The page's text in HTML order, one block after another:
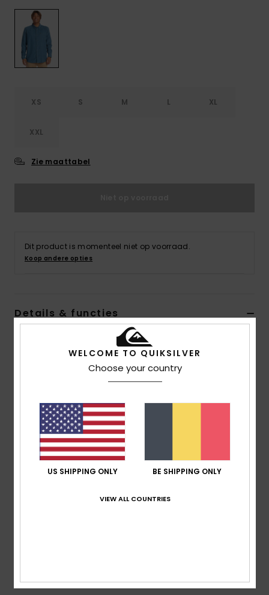
XS S M L XL
XXL
Zie maattabel
Dit product is momenteel niet op voorraad.
Koop andere opties
Details & functies
Heren Blauw Overhemd met Lange Mouw
Kleurcode
stof:katoenen corduroy
Pasvorm:klassiek, comfortabel normaal model
Sluiting/halslijn:knoopsluiting
Borstzak
wassing:stof met intense wassing met verzachter
Afgeronde zoom
WELCOME TO QUIKSILVER
Choose your country
US SHIPPING ONLY BE SHIPPING ONLY
VIEW ALL COUNTRIES